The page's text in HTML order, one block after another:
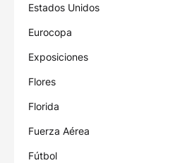
Estados Unidos
Eurocopa
Exposiciones
Flores
Florida
Fuerza Aérea
Fútbol